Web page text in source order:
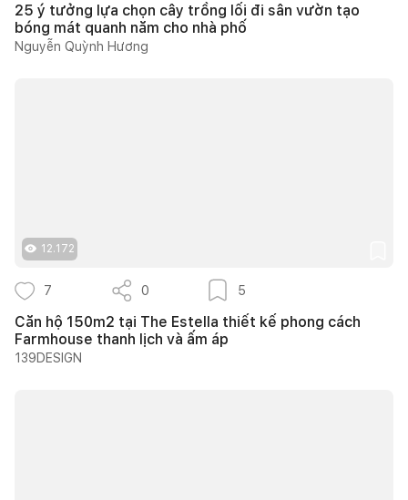
25 ý tưởng lựa chọn cây trồng lối đi sân vườn tạo
bóng mát quanh năm cho nhà phố
Nguyễn Quỳnh Hương
12.172
7 0 5
Căn hộ 150m2 tại The Estella thiết kế phong cách
Farmhouse thanh lịch và ấm áp
139DESIGN